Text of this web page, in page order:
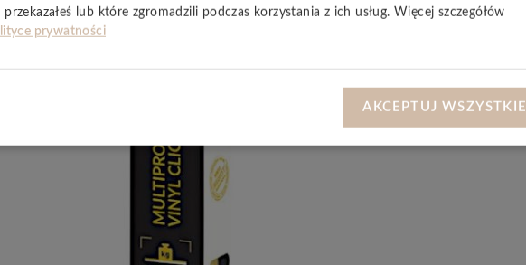
lub które zgromadzili podczas korzystania z ich usług. Więcej szczegółów
prywatności
AKCEPTUJ WSZYSTKIE